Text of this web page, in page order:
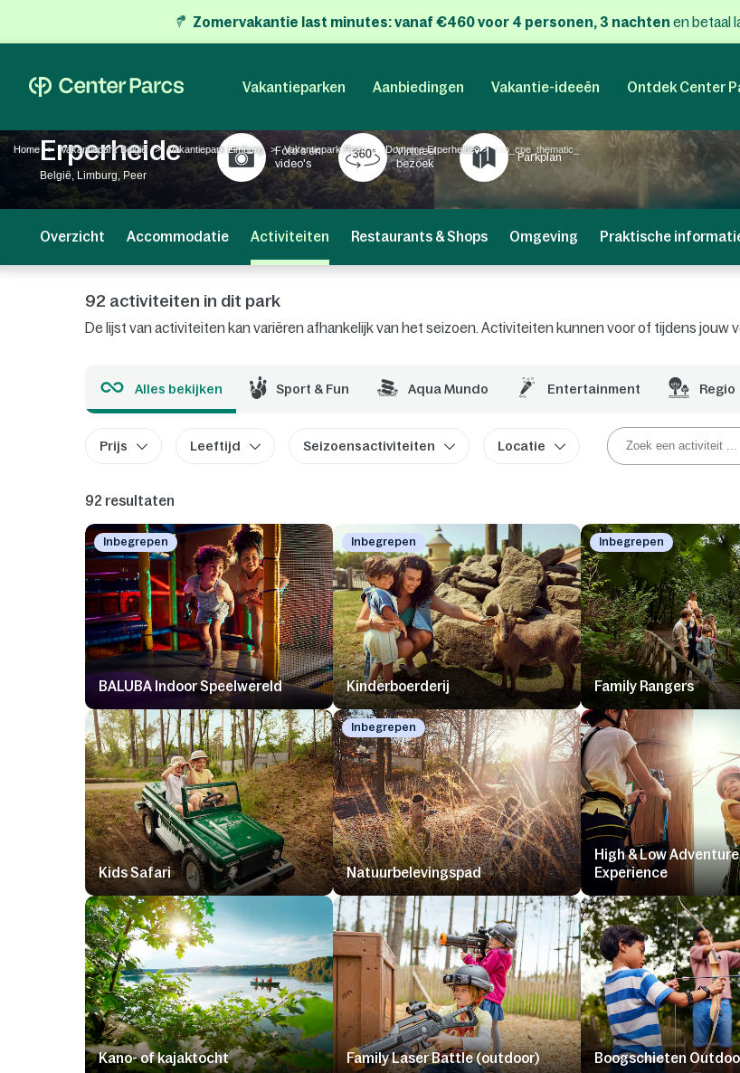
Zomervakantie last minutes:vanaf €460 voor 4 personen, 3 nachten en betaal
Vakantieparken Aanbiedingen Vakantie-ideeën Ontdek Center
Home Vakantiepark België Vakantiepark Limburg Vakantiepark Peer Domaine Erperheide tab_cpe_thematic_
Erperheide
België, Limburg, Peer
Foto's en
video's
Virtueel
bezoek
Parkplan
Overzicht Accommodatie Activiteiten Restaurants & Shops Omgeving Praktische
92 activiteiten in dit park
De lijst van activiteiten kan variëren afhankelijk van het seizoen. Activiteiten kunnen voor of tijdens jouw
Alles bekijken Sport & Fun Aqua Mundo Entertainment Regio
Prijs Leeftijd Seizoensactiviteiten Locatie
92 resultaten
Inbegrepen
BALUBA Indoor Speelwereld
Inbegrepen
Kinderboerderij
Inbegrepen
Family Rangers
Kids Safari
Inbegrepen
Natuurbelevingspad
High & Low Adventure
Experience
Kano- of kajaktocht Family Laser Battle (outdoor) Boogschieten